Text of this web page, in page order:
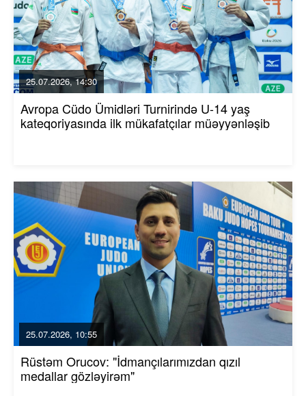
25.07.2026, 14:30
Avropa Cüdo Ümidləri Turnirində U-14 yaş
kateqoriyasında ilk mükafatçılar müəyyənləşib
25.07.2026, 10:55
Rüstəm Orucov: "İdmançılarımızdan qızıl
medallar gözləyirəm"